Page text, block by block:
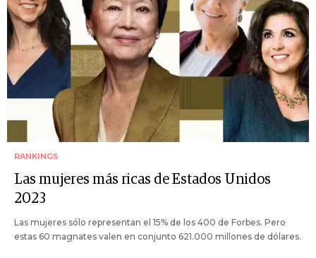
RANKINGS
Las mujeres más ricas de Estados Unidos
2023
Las mujeres sólo representan el 15% de los 400 de Forbes. Pero
estas 60 magnates valen en conjunto 621.000 millones de dólares.